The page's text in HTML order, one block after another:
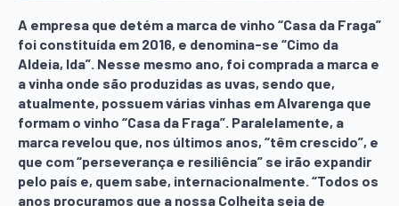
A empresa que detém a marca de vinho “Casa da Fraga”
foi constituída em 2016, e denomina-se “Cimo da
Aldeia, lda”. Nesse mesmo ano, foi comprada a marca e
a vinha onde são produzidas as uvas, sendo que,
atualmente, possuem várias vinhas em Alvarenga que
formam o vinho “Casa da Fraga”. Paralelamente, a
marca revelou que, nos últimos anos, “têm crescido”, e
que com “perseverança e resiliência” se irão expandir
pelo país e, quem sabe, internacionalmente. “Todos os
anos procuramos que a nossa Colheita seja de